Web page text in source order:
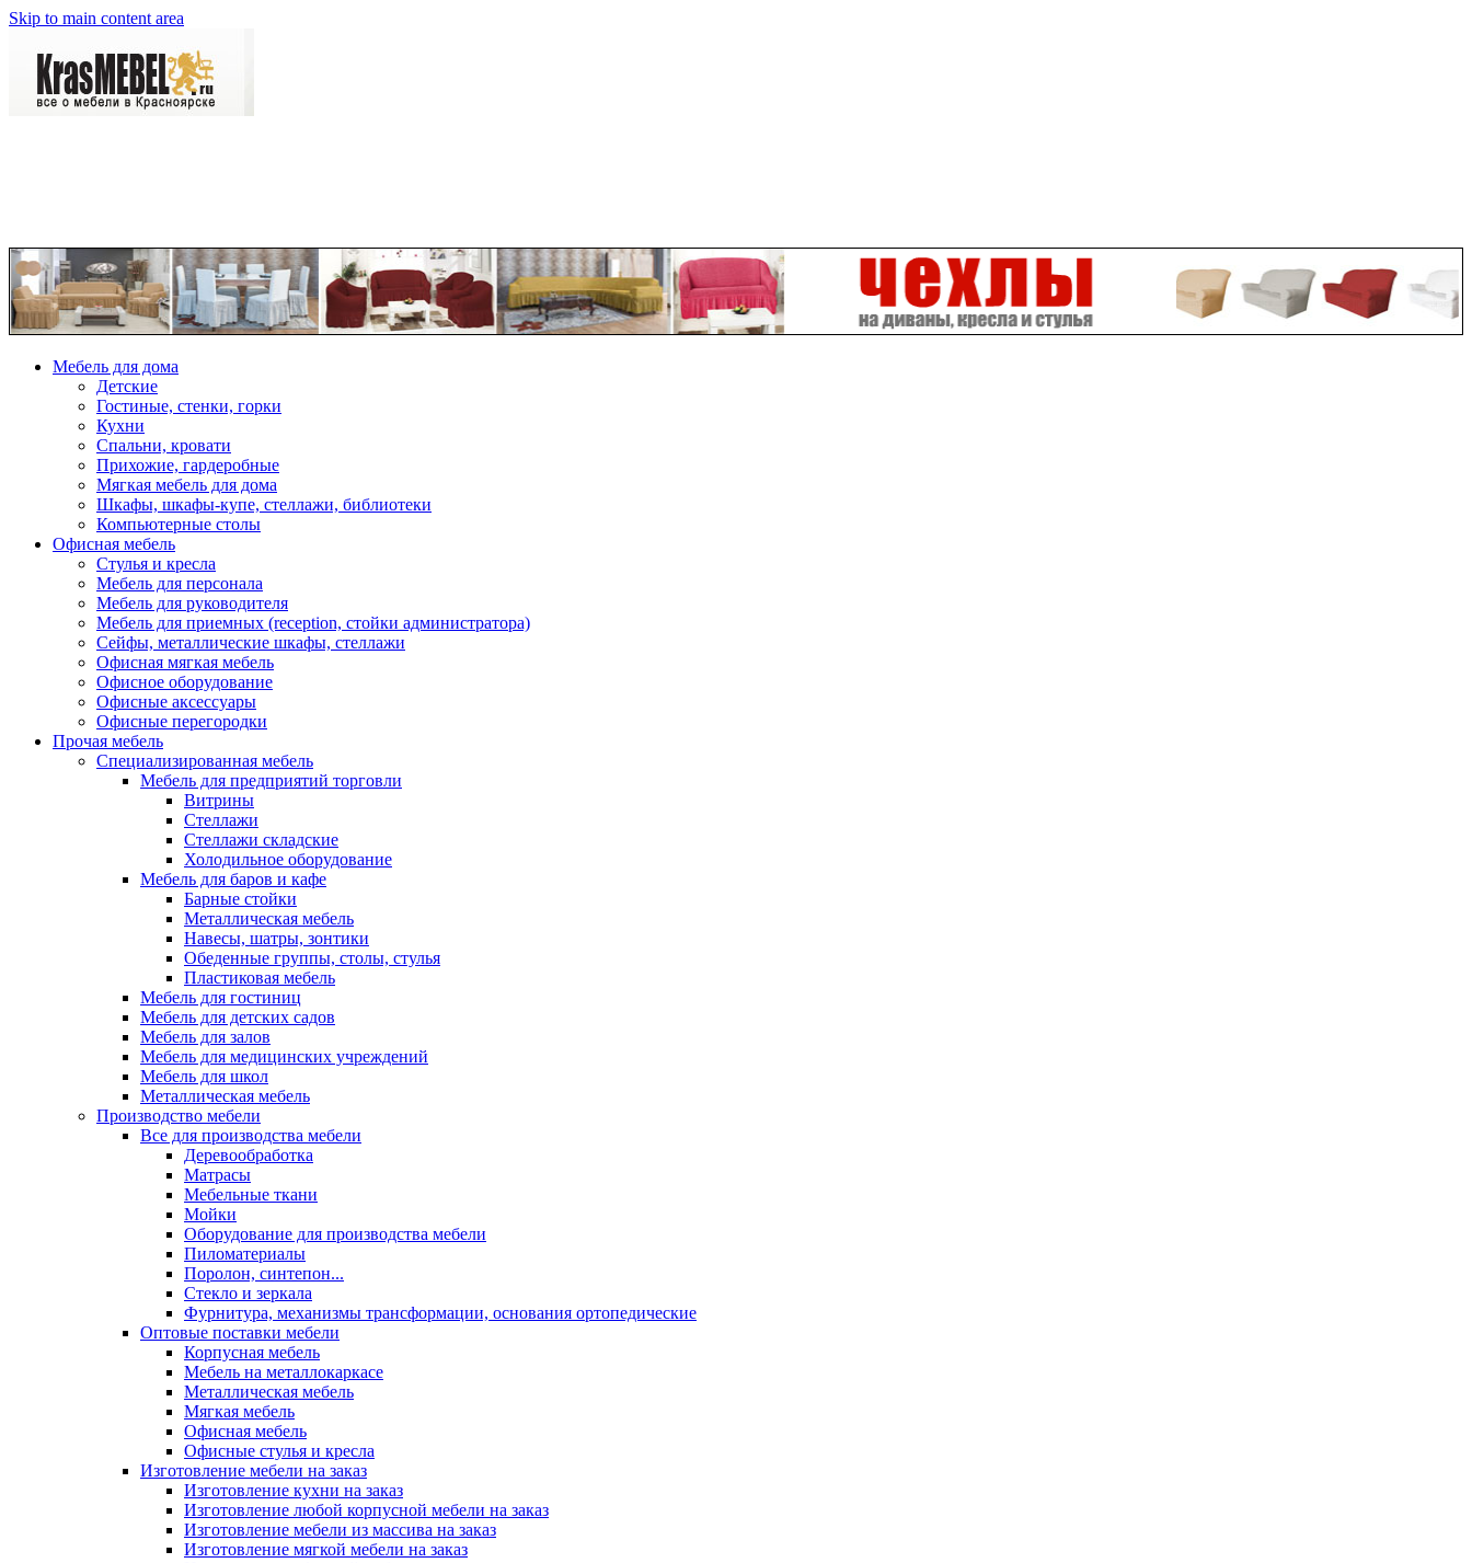
Skip to main content area
Мебель для дома
Детские
Гостиные, стенки, горки
Кухни
Спальни, кровати
Прихожие, гардеробные
Мягкая мебель для дома
Шкафы, шкафы-купе, стеллажи, библиотеки
Компьютерные столы
Офисная мебель
Стулья и кресла
Мебель для персонала
Мебель для руководителя
Мебель для приемных (reception, стойки администратора)
Сейфы, металлические шкафы, стеллажи
Офисная мягкая мебель
Офисное оборудование
Офисные аксессуары
Офисные перегородки
Прочая мебель
Специализированная мебель
Мебель для предприятий торговли
Витрины
Стеллажи
Стеллажи складские
Холодильное оборудование
Мебель для баров и кафе
Барные стойки
Металлическая мебель
Навесы, шатры, зонтики
Обеденные группы, столы, стулья
Пластиковая мебель
Мебель для гостиниц
Мебель для детских садов
Мебель для залов
Мебель для медицинских учреждений
Мебель для школ
Металлическая мебель
Производство мебели
Все для производства мебели
Деревообработка
Матрасы
Мебельные ткани
Мойки
Оборудование для производства мебели
Пиломатериалы
Поролон, синтепон...
Стекло и зеркала
Фурнитура, механизмы трансформации, основания ортопедические
Оптовые поставки мебели
Корпусная мебель
Мебель на металлокаркасе
Металлическая мебель
Мягкая мебель
Офисная мебель
Офисные стулья и кресла
Изготовление мебели на заказ
Изготовление кухни на заказ
Изготовление любой корпусной мебели на заказ
Изготовление мебели из массива на заказ
Изготовление мягкой мебели на заказ